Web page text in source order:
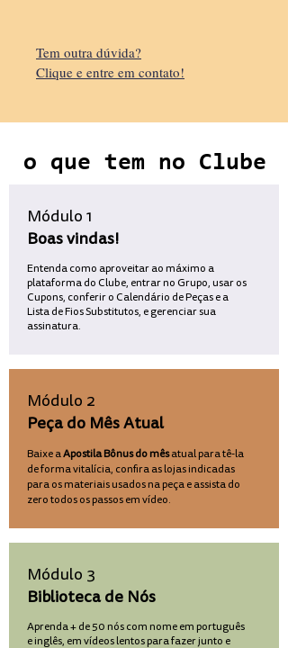
Tem outra dúvida?
Clique e entre em contato!
o que tem no Clube
Módulo 1
Boas vindas!
Entenda como aproveitar ao máximo a
plataforma do Clube, entrar no Grupo, usar os
Cupons, conferir o Calendário de Peças e a
Lista de Fios Substitutos, e gerenciar sua
assinatura.
Módulo 2
Peça do Mês Atual
Baixe aApostila Bônus do mêsatual para tê-la
de forma vitalícia, confira as lojas indicadas
para os materiais usados na peça e assista do
zero todos os passos em vídeo.
Módulo 3
Biblioteca de Nós
Aprenda + de 50 nós com nome em português
e inglês, em vídeos lentos para fazer junto e